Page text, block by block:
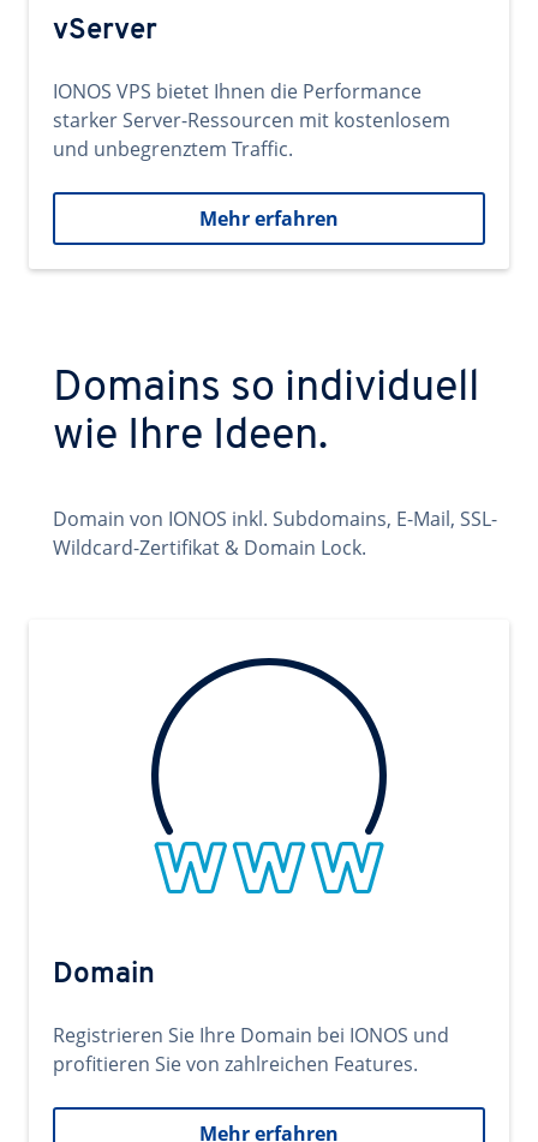
vServer
IONOS VPS bietet Ihnen die Performance
starker Server-Ressourcen mit kostenlosem
und unbegrenztem Traffic.
Mehr erfahren
Domains so individuell
wie Ihre Ideen.
Domain von IONOS inkl. Subdomains, E-Mail, SSL-
Wildcard-Zertifikat & Domain Lock.
Domain
Registrieren Sie Ihre Domain bei IONOS und
profitieren Sie von zahlreichen Features.
Mehr erfahren